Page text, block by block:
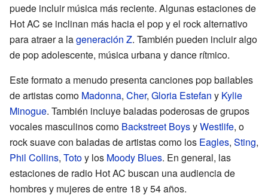
puede incluir música más reciente. Algunas estaciones de
Hot AC se inclinan más hacia el pop y el rock alternativo
para atraer a lageneración Z. También pueden incluir algo
de pop adolescente, música urbana y dance rítmico.
Este formato a menudo presenta canciones pop bailables
de artistas como Madonna, Cher, Gloria Estefan y Kylie
Minogue. También incluye baladas poderosas de grupos
vocales masculinos como Backstreet BoysyWestlife, o
rock suave con baladas de artistas como los Eagles, Sting,
Phil Collins, Totoy los Moody Blues. En general, las
estaciones de radio Hot AC buscan una audiencia de
hombres y mujeres de entre 18 y 54 años.